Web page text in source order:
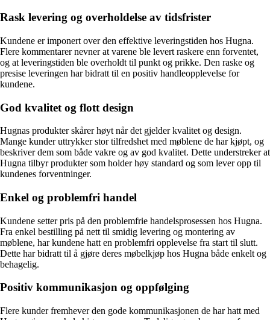
Rask levering og overholdelse av tidsfrister
Kundene er imponert over den effektive leveringstiden hos Hugna.
Flere kommentarer nevner at varene ble levert raskere enn forventet,
og at leveringstiden ble overholdt til punkt og prikke. Den raske og
presise leveringen har bidratt til en positiv handleopplevelse for
kundene.
God kvalitet og flott design
Hugnas produkter skårer høyt når det gjelder kvalitet og design.
Mange kunder uttrykker stor tilfredshet med møblene de har kjøpt, og
beskriver dem som både vakre og av god kvalitet. Dette understreker at
Hugna tilbyr produkter som holder høy standard og som lever opp til
kundenes forventninger.
Enkel og problemfri handel
Kundene setter pris på den problemfrie handelsprosessen hos Hugna.
Fra enkel bestilling på nett til smidig levering og montering av
møblene, har kundene hatt en problemfri opplevelse fra start til slutt.
Dette har bidratt til å gjøre deres møbelkjøp hos Hugna både enkelt og
behagelig.
Positiv kommunikasjon og oppfølging
Flere kunder fremhever den gode kommunikasjonen de har hatt med